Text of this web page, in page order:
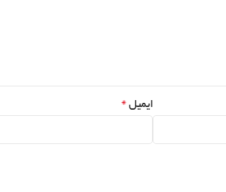
ایمیل*